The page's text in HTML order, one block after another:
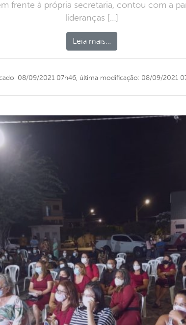
frente à própria secretaria, contou com a
lideranças […]
Leia mais…
08/09/2021 07h46, última modificação: 08/09/2021